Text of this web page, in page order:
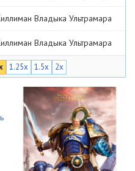
16:00
Владыка Ультрамара
12:20
Владыка Ультрамара
Владыка Ультрамара
18:01
Владыка Ультрамара
14:00
Владыка Ультрамара
20:03
Владыка Ультрамара
18:03
Владыка Ультрамара
1.25x 1.5x 2x